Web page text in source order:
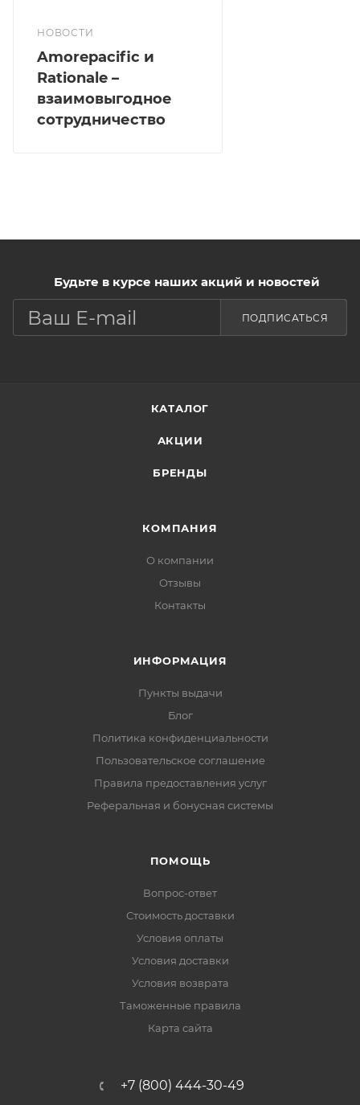
НОВОСТИ
Amorepacific и
Rationale –
взаимовыгодное
сотрудничество
Будьте в курсе наших акций и новостей
ПОДПИСАТЬСЯ
КАТАЛОГ
АКЦИИ
БРЕНДЫ
КОМПАНИЯ
О компании
Отзывы
Контакты
ИНФОРМАЦИЯ
Пункты выдачи
Блог
Политика конфиденциальности
Пользовательское соглашение
Правила предоставления услуг
Реферальная и бонусная системы
ПОМОЩЬ
Вопрос-ответ
Стоимость доставки
Условия оплаты
Условия доставки
Условия возврата
Таможенные правила
Карта сайта
+7 (800) 444-30-49